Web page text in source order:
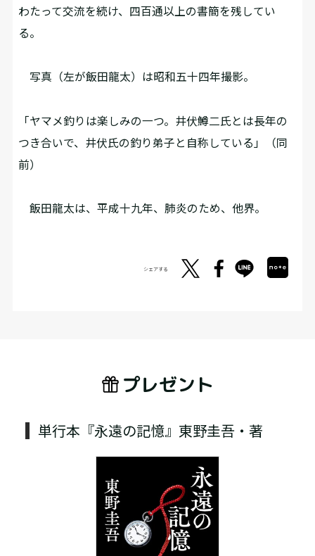
わたって交流を続け、四百通以上の書簡を残してい
る。
写真（左が飯田龍太）は昭和五十四年撮影。
「ヤマメ釣りは楽しみの一つ。井伏鱒二氏とは長年の
つき合いで、井伏氏の釣り弟子と自称している」（同
前）
飯田龍太は、平成十九年、肺炎のため、他界。
シェアする
プレゼント
単行本『永遠の記憶』東野圭吾・著